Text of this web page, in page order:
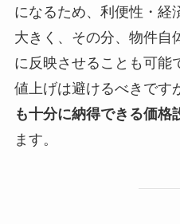
になるため、利便性・経
大きく、その分、物件自
に反映させることも可能
値上げは避けるべきです
も十分に納得できる価格
ます。